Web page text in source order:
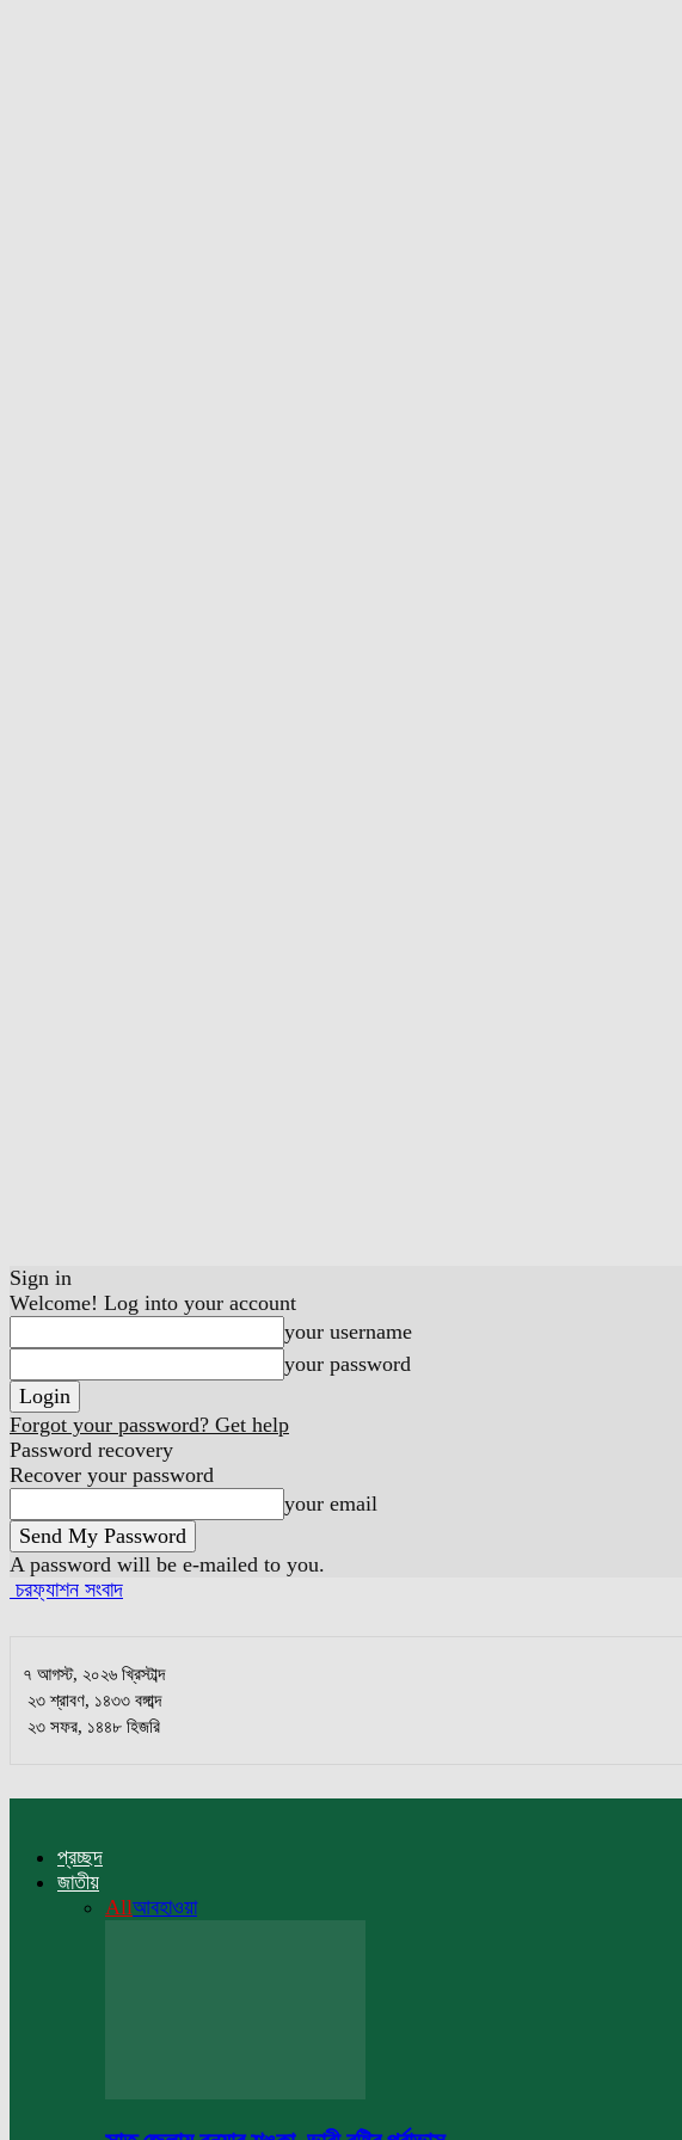
Sign in
Welcome! Log into your account
your username
your password
Forgot your password? Get help
Password recovery
Recover your password
your email
A password will be e-mailed to you.
চরফ্যাশন সংবাদ
৭ আগস্ট, ২০২৬ খ্রিস্টাব্দ
২৩ শ্রাবণ, ১৪৩৩ বঙ্গাব্দ
২৩ সফর, ১৪৪৮ হিজরি
প্রচ্ছদ
জাতীয়
Allআবহাওয়া